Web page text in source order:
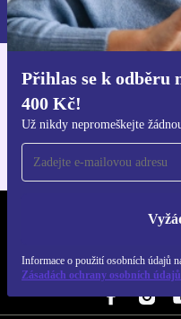
Přihlas se k odběru
400 Kč!
Už nikdy nepromeškejte
Informace o použití osobních údajů
Zásadách ochrany osobních údajů
Zásadách ochrany
REFURBED